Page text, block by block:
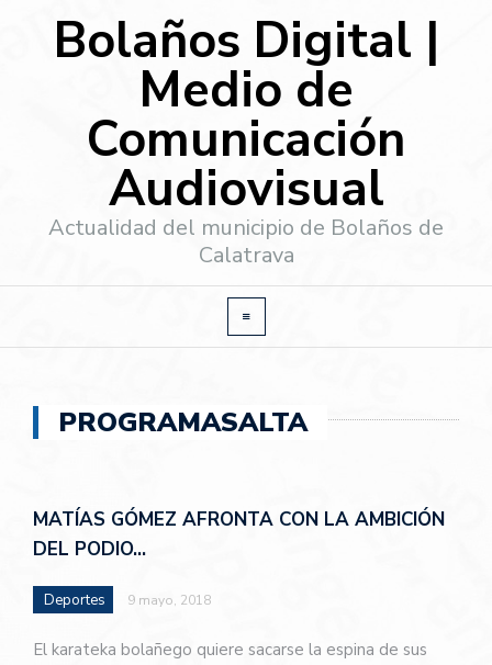
Bolaños Digital |
Medio de
Comunicación
Audiovisual
Actualidad del municipio de Bolaños de
Calatrava
PROGRAMASALTA
MATÍAS GÓMEZ AFRONTA CON LA AMBICIÓN
DEL PODIO…
Deportes 9 mayo, 2018
El karateka bolañego quiere sacarse la espina de sus